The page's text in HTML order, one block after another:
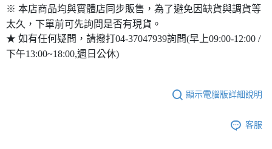
※ 本店商品均與實體店同步販售，為了避免因缺貨與調貨等
太久，下單前可先詢問是否有現貨。
★ 如有任何疑問，請撥打04-37047939詢問(早上09:00-12:00 /
下午13:00~18:00,週日公休)
顯示電腦版詳細說明
客服